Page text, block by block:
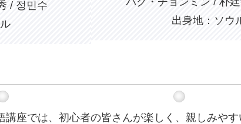
/ 정민수
出身地：ソウ
講座では、初心者の皆さんが楽しく、親しみや